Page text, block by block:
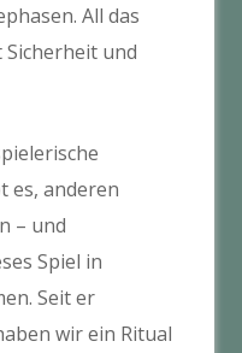
All das
und
es, anderen
– und
Spiel in
Seit er
wir ein Ritual